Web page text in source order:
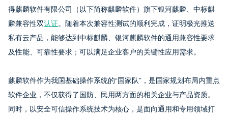
得麒麟软件有限公司（以下简称麒麟软件）旗下银河麒麟、中标麒
麟兼容性双认证。随着本次兼容性测试的顺利完成，证明极光推送
私有云产品，能够达到中标麒麟、银河麒麟软件的通用兼容性要求
及性能、可靠性要求；可以满足企业客户的关键性应用需求。
麒麟软件作为我国基础操作系统的“国家队”，是国家规划布局内重点
软件企业，不仅获得了国防、民用两方面的相关企业与产品资质。
同时，以安全可信操作系统技术为核心，是面向通用和专用领域打